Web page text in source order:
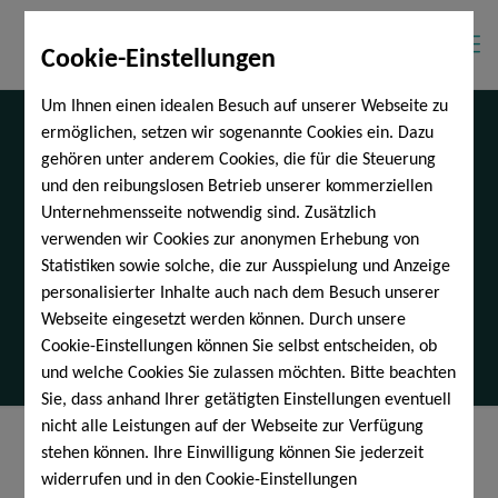
Cookie-Einstellungen
Um Ihnen einen idealen Besuch auf unserer Webseite zu
ermöglichen, setzen wir sogenannte Cookies ein. Dazu
gehören unter anderem Cookies, die für die Steuerung
und den reibungslosen Betrieb unserer kommerziellen
Unternehmensseite notwendig sind. Zusätzlich
verwenden wir Cookies zur anonymen Erhebung von
Statistiken sowie solche, die zur Ausspielung und Anzeige
personalisierter Inhalte auch nach dem Besuch unserer
Webseite eingesetzt werden können. Durch unsere
Cookie-Einstellungen können Sie selbst entscheiden, ob
und welche Cookies Sie zulassen möchten. Bitte beachten
Sie, dass anhand Ihrer getätigten Einstellungen eventuell
nicht alle Leistungen auf der Webseite zur Verfügung
stehen können. Ihre Einwilligung können Sie jederzeit
widerrufen und in den Cookie-Einstellungen
Netto-Police mit ETFs /
Indexfonds